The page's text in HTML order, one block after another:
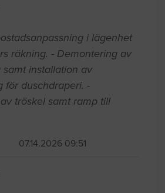
i lägenhet
räkning. - Demontering av
samt installation av
för duschdraperi. -
tröskel samt ramp till
07.14.2026 09:51